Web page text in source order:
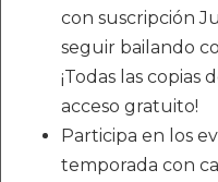
con suscripción
seguir bailando
¡Todas las copias
acceso gratuito!
Participa en los
temporada con